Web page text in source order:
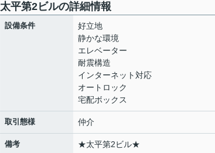
太平第2ビルの詳細情報
設備条件
好立地
静かな環境
エレベーター
耐震構造
インターネット対応
オートロック
宅配ボックス
取引態様 仲介
備考 ★太平第2ビル★